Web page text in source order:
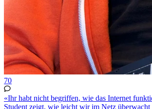
70
«Ihr habt nicht begriffen, wie das Internet
Student zeigt, wie leicht wir im Netz überwacht